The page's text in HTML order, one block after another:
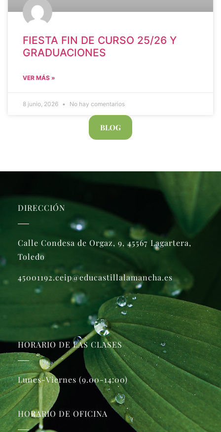
FIESTA FIN DE CURSO 25/26 Y
GRADUACIONES
VER MÁS »
8 junio, 2026 No hay comentarios
BLOG
DIRECCIÓN
Calle Condesa de Orgaz, 9, 45567 Lagartera,
Toledo
45001192.ceip@educastillalamancha.es
HORARIO DE LAS CLASES
Lunes-Viernes (9.00-14:00)
HORARIO DE OFICINA